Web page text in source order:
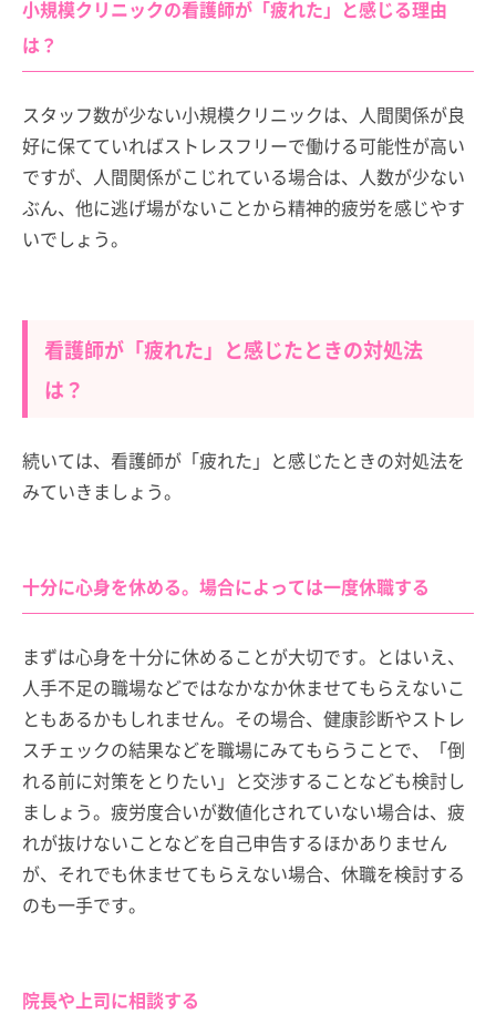
小規模クリニックの看護師が「疲れた」と感じる理由
は？
スタッフ数が少ない小規模クリニックは、人間関係が良
好に保てていればストレスフリーで働ける可能性が高い
ですが、人間関係がこじれている場合は、人数が少ない
ぶん、他に逃げ場がないことから精神的疲労を感じやす
いでしょう。
看護師が「疲れた」と感じたときの対処法
は？
続いては、看護師が「疲れた」と感じたときの対処法を
みていきましょう。
十分に心身を休める。場合によっては一度休職する
まずは心身を十分に休めることが大切です。とはいえ、
人手不足の職場などではなかなか休ませてもらえないこ
ともあるかもしれません。その場合、健康診断やストレ
スチェックの結果などを職場にみてもらうことで、「倒
れる前に対策をとりたい」と交渉することなども検討し
ましょう。疲労度合いが数値化されていない場合は、疲
れが抜けないことなどを自己申告するほかありません
が、それでも休ませてもらえない場合、休職を検討する
のも一手です。
院長や上司に相談する